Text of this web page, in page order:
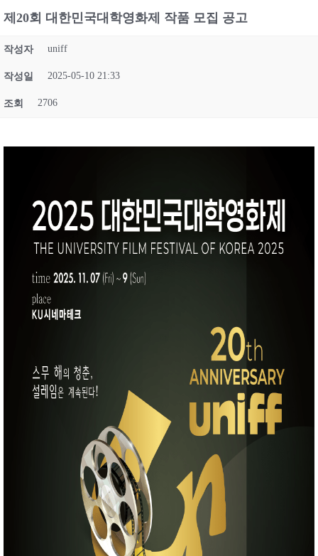
제20회 대한민국대학영화제 작품 모집 공고
작성자 uniff
작성일 2025-05-10 21:33
조회 2706